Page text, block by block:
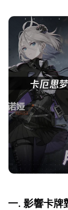
一. 影響卡牌